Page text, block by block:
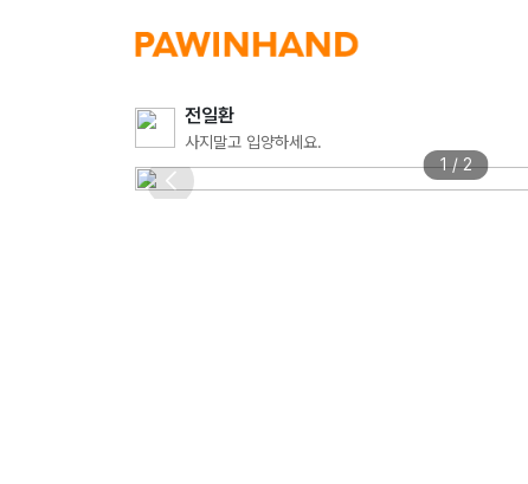
전일환
사지말고 입양하세요.
1 / 2